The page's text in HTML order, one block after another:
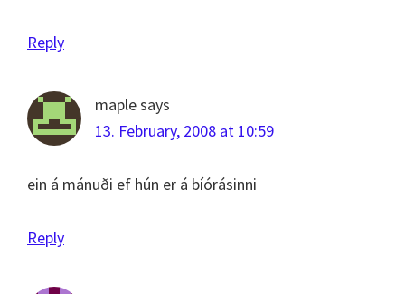
Reply
maplesays
13. February, 2008 at 10:59
ein á mánuði ef hún er á bíórásinni
Reply